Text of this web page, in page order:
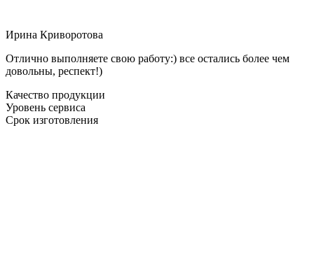
Ирина Криворотова
Отлично выполняете свою работу:) все остались более чем
довольны, респект!)
Качество продукции
Уровень сервиса
Срок изготовления